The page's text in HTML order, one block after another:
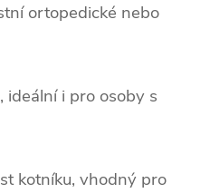
ortopedické nebo
ideální i pro osoby s
kotníku, vhodný pro